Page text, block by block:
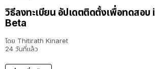
วิธีลงทะเบียน อัปเดตติดตั้งเพื่อทดสอบ
Beta
โดย Thitirath Kinaret
24 วันที่แล้ว